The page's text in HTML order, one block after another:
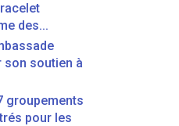
des...
son soutien à
groupements
pour les